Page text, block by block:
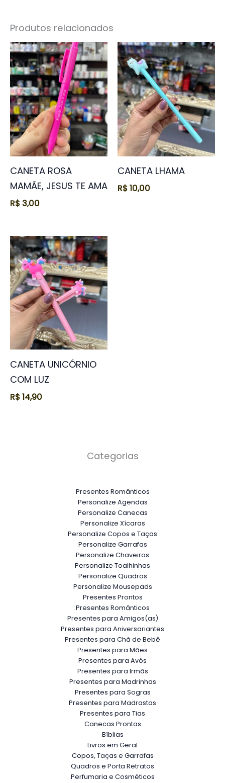
Produtos relacionados
CANETA ROSA
MAMÃE, JESUS TE AMA
R$3,00
CANETA LHAMA
R$10,00
CANETA UNICÓRNIO
COM LUZ
R$14,90
Categorias
Presentes Românticos
Personalize Agendas
Personalize Canecas
Personalize Xícaras
Personalize Copos e Taças
Personalize Garrafas
Personalize Chaveiros
Personalize Toalhinhas
Personalize Quadros
Personalize Mousepads
Presentes Prontos
Presentes Românticos
Presentes para Amigos(as)
Presentes para Aniversariantes
Presentes para Chá de Bebê
Presentes para Mães
Presentes para Avós
Presentes para Irmãs
Presentes para Madrinhas
Presentes para Sogras
Presentes para Madrastas
Presentes para Tias
Canecas Prontas
Bíblias
Livros em Geral
Copos, Taças e Garrafas
Quadros e Porta Retratos
Perfumaria e Cosméticos